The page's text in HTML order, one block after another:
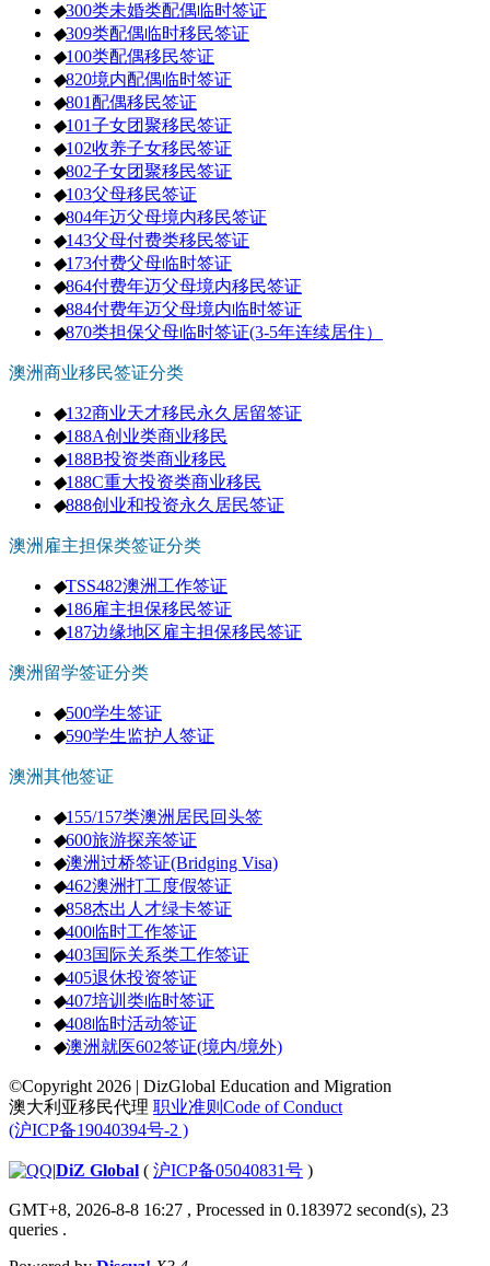
◆300类未婚类配偶临时签证
◆309类配偶临时移民签证
◆100类配偶移民签证
◆820境内配偶临时签证
◆801配偶移民签证
◆101子女团聚移民签证
◆102收养子女移民签证
◆802子女团聚移民签证
◆103父母移民签证
◆804年迈父母境内移民签证
◆143父母付费类移民签证
◆173付费父母临时签证
◆864付费年迈父母境内移民签证
◆884付费年迈父母境内临时签证
◆870类担保父母临时签证(3-5年连续居住）
澳洲商业移民签证分类
◆132商业天才移民永久居留签证
◆188A创业类商业移民
◆188B投资类商业移民
◆188C重大投资类商业移民
◆888创业和投资永久居民签证
澳洲雇主担保类签证分类
◆TSS482澳洲工作签证
◆186雇主担保移民签证
◆187边缘地区雇主担保移民签证
澳洲留学签证分类
◆500学生签证
◆590学生监护人签证
澳洲其他签证
◆155/157类澳洲居民回头签
◆600旅游探亲签证
◆澳洲过桥签证(Bridging Visa)
◆462澳洲打工度假签证
◆858杰出人才绿卡签证
◆400临时工作签证
◆403国际关系类工作签证
◆405退休投资签证
◆407培训类临时签证
◆408临时活动签证
◆澳洲就医602签证(境内/境外)
©Copyright 2026 | DizGlobal Education and Migration
澳大利亚移民代理 职业准则Code of Conduct
(沪ICP备19040394号-2 )
|DiZ Global ( 沪ICP备05040831号 )
GMT+8, 2026-8-8 16:27 , Processed in 0.183972 second(s), 23
queries .